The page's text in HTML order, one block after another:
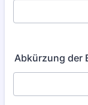
Abkürzung der